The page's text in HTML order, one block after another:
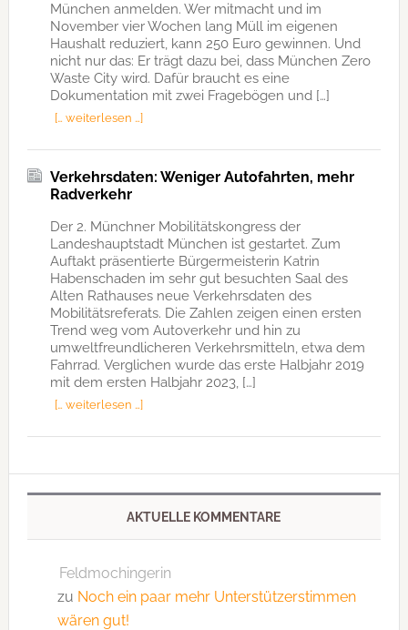
München anmelden. Wer mitmacht und im
November vier Wochen lang Müll im eigenen
Haushalt reduziert, kann 250 Euro gewinnen. Und
nicht nur das: Er trägt dazu bei, dass München Zero
Waste City wird. Dafür braucht es eine
Dokumentation mit zwei Fragebögen und […]
[… weiterlesen …]
Verkehrsdaten: Weniger Autofahrten, mehr
Radverkehr
Der 2. Münchner Mobilitätskongress der
Landeshauptstadt München ist gestartet. Zum
Auftakt präsentierte Bürgermeisterin Katrin
Habenschaden im sehr gut besuchten Saal des
Alten Rathauses neue Verkehrsdaten des
Mobilitätsreferats. Die Zahlen zeigen einen ersten
Trend weg vom Autoverkehr und hin zu
umweltfreundlicheren Verkehrsmitteln, etwa dem
Fahrrad. Verglichen wurde das erste Halbjahr 2019
mit dem ersten Halbjahr 2023, […]
[… weiterlesen …]
AKTUELLE KOMMENTARE
Feldmochingerin
zu Noch ein paar mehr Unterstützerstimmen
wären gut!